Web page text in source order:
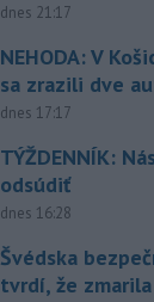
dnes 21:17
NEHODA: V
sa zrazili dve
dnes 17:17
TÝŽDENNÍK:
odsúdiť
dnes 16:28
Švédska
tvrdí, že